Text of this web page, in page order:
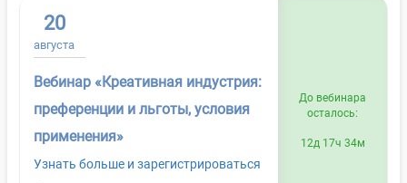
20
августа
Вебинар «Креативная индустрия:
преференции и льготы, условия
применения»
Узнать больше и зарегистрироваться
До вебинара
осталось:
12д 17ч 34м